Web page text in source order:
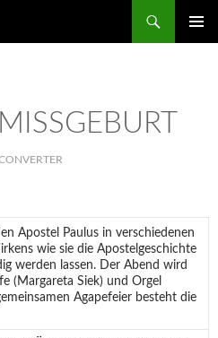
Apostel Paulus in verschiedenen
wie sie die Apostelgeschichte
werden lassen. Der Abend wird
(Margareta Siek) und Orgel
Agapefeier besteht die